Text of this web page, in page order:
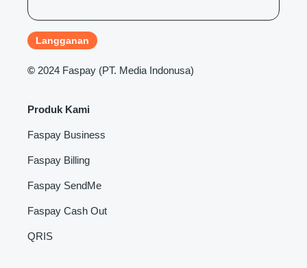
© 2024 Faspay (PT. Media Indonusa)
Produk Kami
Faspay Business
Faspay Billing
Faspay SendMe
Faspay Cash Out
QRIS